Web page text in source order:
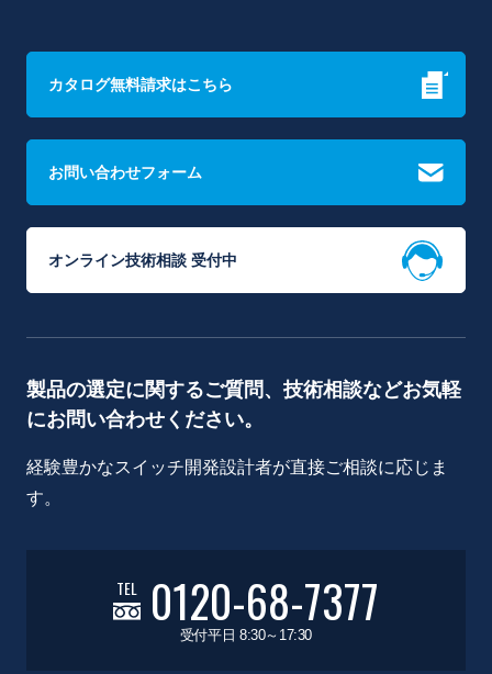
カタログ無料請求はこちら
お問い合わせフォーム
オンライン技術相談 受付中
製品の選定に関するご質問、技術相談などお気軽
にお問い合わせください。
経験豊かなスイッチ開発設計者が直接ご相談に応じま
す。
TEL 0120-68-7377
受付平日 8:30～17:30